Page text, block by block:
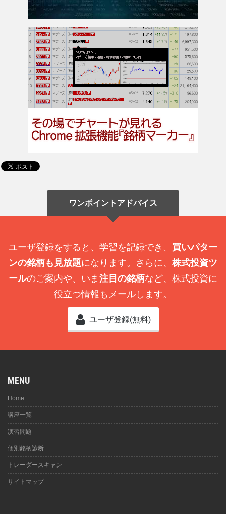
ワンポイントアドバイス
ユーザ登録をすると、学習を記録でき、 買いパター
ンの銘柄も見放題になります。さらに、 株式投資ツ
ールのご案内や、いま 注目の銘柄など、株式投資に
役立つ情報もメールします。
ユーザ登録(無料)
MENU
Home
講座一覧
演習問題
個別銘柄診断
トレーダースキャン
サイトマップ